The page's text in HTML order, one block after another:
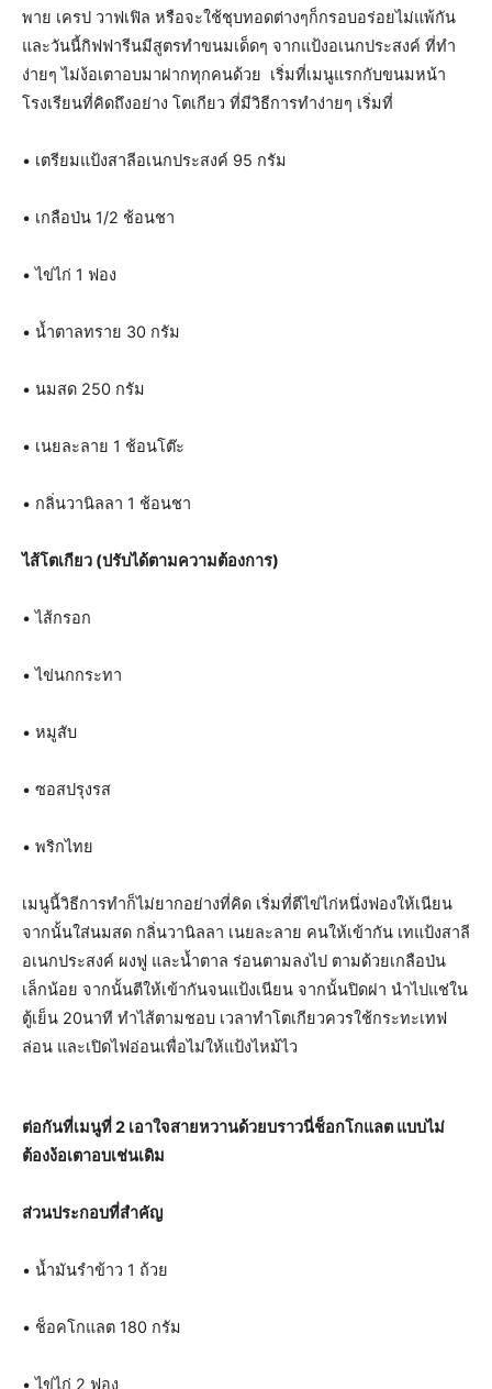
พาย เครป วาฟเฟิล หรือจะใช้ชุบทอดต่างๆก็กรอบอร่อยไม่แพ้กัน
และวันนี้กิฟฟารีนมีสูตรทำขนมเด็ดๆ จากแป้งอเนกประสงค์ ที่ทำ
ง่ายๆ ไม่ง้อเตาอบมาฝากทุกคนด้วย เริ่มที่เมนูแรกกับขนมหน้า
โรงเรียนที่คิดถึงอย่าง โตเกียว ที่มีวิธีการทำง่ายๆ เริ่มที่
• เตรียมแป้งสาลีอเนกประสงค์ 95 กรัม
• เกลือป่น 1/2 ช้อนชา
• ไข่ไก่ 1 ฟอง
• น้ำตาลทราย 30 กรัม
• นมสด 250 กรัม
• เนยละลาย 1 ช้อนโต๊ะ
• กลิ่นวานิลลา 1 ช้อนชา
ไส้โตเกียว (ปรับได้ตามความต้องการ)
• ไส้กรอก
• ไข่นกกระทา
• หมูสับ
• ซอสปรุงรส
• พริกไทย
เมนูนี้วิธีการทำก็ไม่ยากอย่างที่คิด เริ่มที่ตีไข่ไก่หนึ่งฟองให้เนียน
จากนั้นใส่นมสด กลิ่นวานิลลา เนยละลาย คนให้เข้ากัน เทแป้งสาลี
อเนกประสงค์ ผงฟู และน้ำตาล ร่อนตามลงไป ตามด้วยเกลือป่น
เล็กน้อย จากนั้นตีให้เข้ากันจนแป้งเนียน จากนั้นปิดฝา นำไปแช่ใน
ตู้เย็น 20นาที ทำไส้ตามชอบ เวลาทำโตเกียวควรใช้กระทะเทฟ
ล่อน และเปิดไฟอ่อนเพื่อไม่ให้แป้งไหม้ไว
ต่อกันที่เมนูที่ 2 เอาใจสายหวานด้วยบราวนี่ช็อกโกแลต แบบไม่
ต้องง้อเตาอบเช่นเดิม
ส่วนประกอบที่สำคัญ
• น้ำมันรำข้าว 1 ถ้วย
• ช็อคโกแลต 180 กรัม
• ไข่ไก่ 2 ฟอง